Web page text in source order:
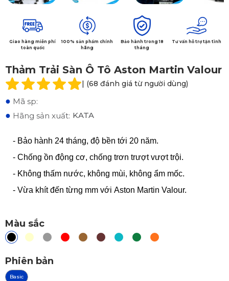
Giao hàng miễn phí
toàn quốc
100% sản phẩm chính
hãng
Bảo hành trong 18
tháng
Tư vấn hỗ trợ tận tình
Thảm Trải Sàn Ô Tô Aston Martin Valour
| (68 đánh giá từ người dùng)
● Mã sp:
● Hãng sản xuất: KATA
- Bảo hành 24 tháng, độ bền tới 20 năm.
- Chống ồn động cơ, chống trơn trượt vượt trội.
- Không thấm nước, không mùi, không ẩm mốc.
- Vừa khít đến từng mm với Aston Martin Valour.
Màu sắc
Phiên bản
Basic